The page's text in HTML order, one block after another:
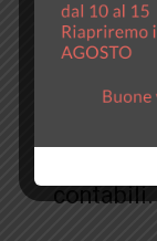
materia
e donne
privati
sensi